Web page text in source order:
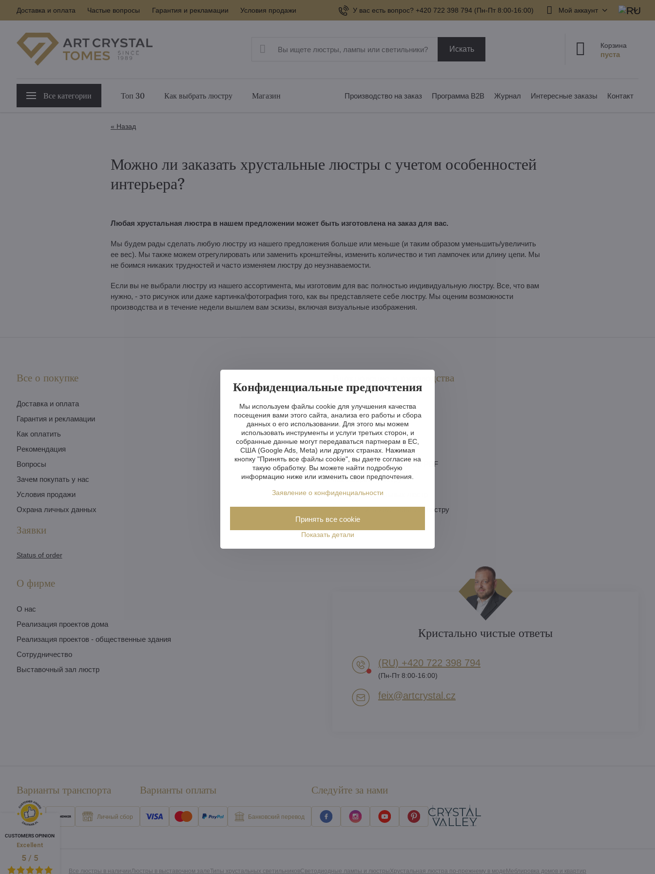
Доставка и оплата Частые вопросы Гарантия и рекламации Условия продажи У вас есть вопрос? +420 722 398 794​ (Пн-Пт 8:00-16:00) Мой аккаунт
Искать Корзина
Все категории Топ 30 Как выбрать люстру Магазин Производство на заказ Программа B2B Журнал Интересные заказы Контакт
« Назад
Можно ли заказать хрустальные люстры с учетом особенностей
интерьера?
Любая хрустальная люстра в нашем предложении может быть изготовлена на заказ для вас.
Мы будем рады сделать любую люстру из нашего предложения больше или меньше (и таким образом уменьшить/увеличить
ее вес). Мы также можем отрегулировать или заменить кронштейны, изменить количество и тип лампочек или длину цепи. Мы
не боимся никаких трудностей и часто изменяем люстру до неузнаваемости.
Если вы не выбрали люстру из нашего ассортимента, мы изготовим для вас полностью индивидуальную люстру. Все, что вам
нужно, - это рисунок или даже картинка/фотография того, как вы представляете себе люстру. Мы оценим возможности
производства и в течение недели вышлем вам эскизы, включая визуальные изображения.
Все о покупке
Доставка и оплата
Гарантия и рекламации
Как оплатить
Pекомендация
Вопросы
Зачем покупать у нас
Условия продажи
Охрана личных данных
Заявки
Status of order
Вдохновение и руководства
Фотогалерея
Видеогалерея
Каталог люстр PDF
Каталог интерьеров PDF
Каталог роскошных люстр PDF
Как выбрать люстру
Монтаж хрустальных люстр
Как очистить хрустальную люстру
О фирме
O нас
Pеализация проектов дома
Pеализация проектов - общественные здания
Сотрудничество
Выставочный зал люстр
Кристально чистые ответы
(RU) +420 722 398 794​
(Пн-Пт 8:00-16:00)
feix​@artcrystal​.cz
Варианты транспорта
Личный сбор
Варианты оплаты
Банковский перевод
Следуйте за нами
Все люстры в наличииЛюстры в выставочном залеТипы хрустальных светильниковСветодиодные лампы и люстрыХрустальная люстра по-прежнему в моде Меблировка домов и квартир
Конфиденциальные предпочтения
Мы используем файлы cookie для улучшения качества
посещения вами этого сайта, анализа его работы и сбора
данных о его использовании. Для этого мы можем
использовать инструменты и услуги третьих сторон, и
собранные данные могут передаваться партнерам в ЕС,
США (Google Ads, Meta) или других странах. Нажимая
кнопку "Принять все файлы cookie", вы даете согласие на
такую обработку. Вы можете найти подробную
информацию ниже или изменить свои предпочтения.
Заявление о конфиденциальности
Показать детали
Принять все cookie
CUSTOMERS OPINION
Excellent
5/ 5